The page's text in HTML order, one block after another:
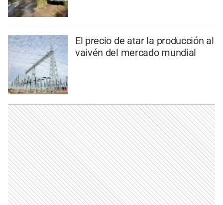
El precio de atar la producción al
vaivén del mercado mundial